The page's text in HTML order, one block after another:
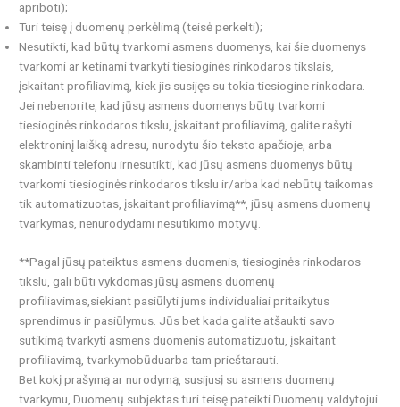
apriboti);
Turi teisę į duomenų perkėlimą (teisė perkelti);
Nesutikti, kad būtų tvarkomi asmens duomenys, kai šie duomenys
tvarkomi ar ketinami tvarkyti tiesioginės rinkodaros tikslais,
įskaitant profiliavimą, kiek jis susijęs su tokia tiesiogine rinkodara.
Jei nebenorite, kad jūsų asmens duomenys būtų tvarkomi
tiesioginės rinkodaros tikslu, įskaitant profiliavimą, galite rašyti
elektroninį laišką adresu, nurodytu šio teksto apačioje, arba
skambinti telefonu irnesutikti, kad jūsų asmens duomenys būtų
tvarkomi tiesioginės rinkodaros tikslu ir/arba kad nebūtų taikomas
tik automatizuotas, įskaitant profiliavimą**, jūsų asmens duomenų
tvarkymas, nenurodydami nesutikimo motyvų.
**Pagal jūsų pateiktus asmens duomenis, tiesioginės rinkodaros
tikslu, gali būti vykdomas jūsų asmens duomenų
profiliavimas,siekiant pasiūlyti jums individualiai pritaikytus
sprendimus ir pasiūlymus. Jūs bet kada galite atšaukti savo
sutikimą tvarkyti asmens duomenis automatizuotu, įskaitant
profiliavimą, tvarkymobūduarba tam prieštarauti.
Bet kokį prašymą ar nurodymą, susijusį su asmens duomenų
tvarkymu, Duomenų subjektas turi teisę pateikti Duomenų valdytojui